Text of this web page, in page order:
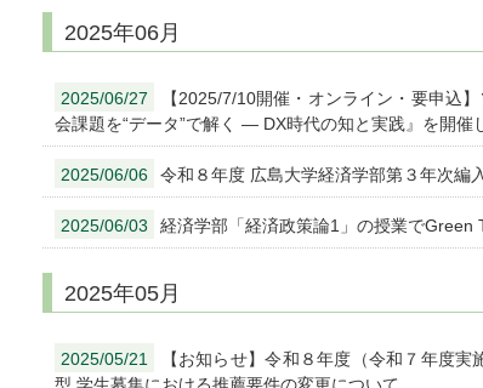
2025年06月
2025/06/27
【2025/7/10開催・オンライン・要申込
会課題を“データ”で解く ― DX時代の知と実践』を開催
2025/06/06 令和８年度 広島大学経済学部第３年次編
2025/06/03 経済学部「経済政策論1」の授業で
2025年05月
2025/05/21
【お知らせ】令和８年度（令和７年度
型 学生募集における推薦要件の変更について